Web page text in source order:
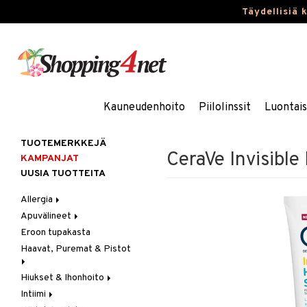
Täydellisiä
Kauneudenhoito Piilolinssit
CeraVe
TUOTEMERKKEJÄ
KAMPANJAT
UUSIA TUOTTEITA
Allergia
Nenäsuihkeet
Silmätipat
Apuvälineet
Hygienia
Kävely & Seisominen
Saa kiinni & Ylety
Eroon tupakasta
Haavat, Puremat & Pistot
Ensiapu
Haavat
Hiukset & Ihonhoito
Erityistuotteet
Intiimi